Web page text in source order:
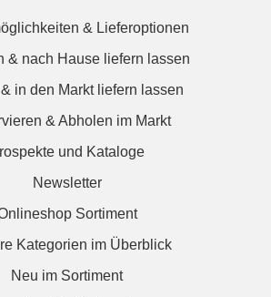
& Lieferoptionen
& nach Hause liefern lassen
in den Markt liefern lassen
& Abholen im Markt
und Kataloge
Newsletter
Sortiment
Kategorien im Überblick
Neu im Sortiment